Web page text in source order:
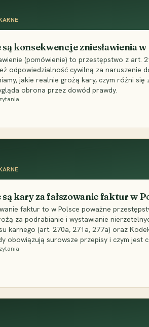
są konsekwencje zniesławienia w
(pomówienie) to przestępstwo z art.
odpowiedzialność cywilną za naruszenie
jakie realnie grożą kary, czym różni się
obrona przez dowód prawdy.
są kary za fałszowanie faktur w
faktur to w Polsce poważne
za podrabianie i wystawianie
karnego (art. 270a, 271a, 277a) oraz
obowiązują surowsze przepisy i czym jest